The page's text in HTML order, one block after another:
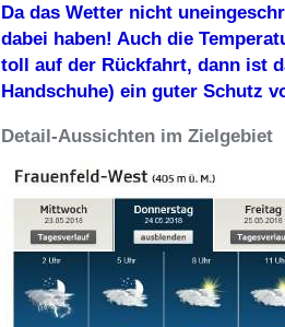
Da das Wetter nicht
dabei haben! Auch die
toll auf der Rückfahrt, dann ist
Handschuhe) ein guter Schutz
Detail-Aussichten im Zielgebiet